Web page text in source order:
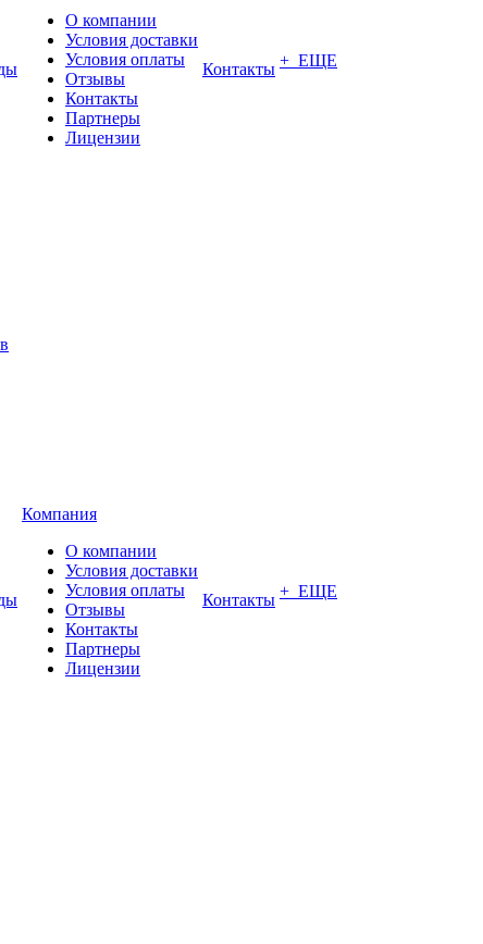
О компании
Условия доставки
Условия оплаты
Отзывы
Контакты
Партнеры
Лицензии
Контакты + ЕЩЕ
Компания
О компании
Условия доставки
Условия оплаты
Отзывы
Контакты
Партнеры
Лицензии
Контакты + ЕЩЕ